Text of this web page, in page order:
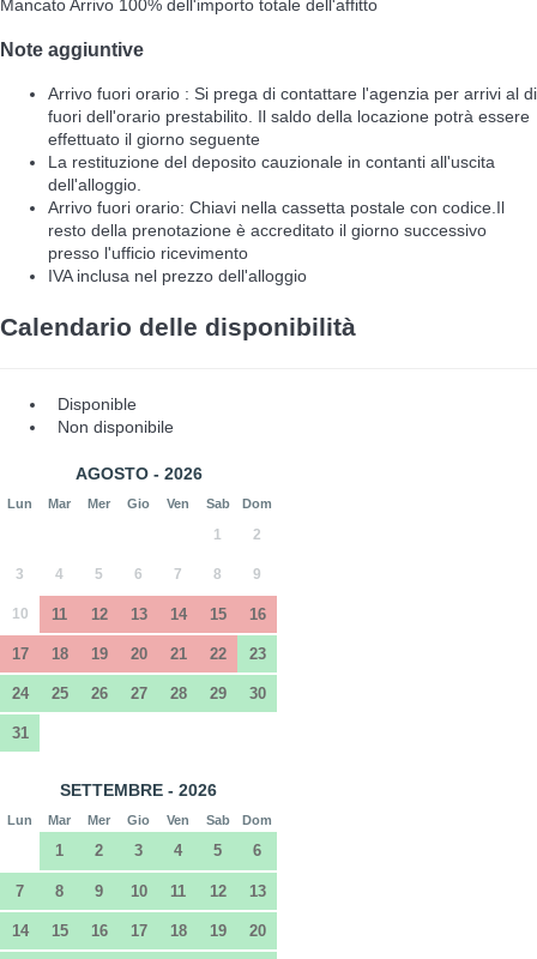
Mancato Arrivo 100% dell'importo totale dell'affitto
Note aggiuntive
Arrivo fuori orario : Si prega di contattare l'agenzia per arrivi al di
fuori dell'orario prestabilito. Il saldo della locazione potrà essere
effettuato il giorno seguente
La restituzione del deposito cauzionale in contanti all'uscita
dell'alloggio.
Arrivo fuori orario: Chiavi nella cassetta postale con codice.Il
resto della prenotazione è accreditato il giorno successivo
presso l'ufficio ricevimento
IVA inclusa nel prezzo dell'alloggio
Calendario delle disponibilità
Disponible
Non disponibile
AGOSTO - 2026
Lun Mar Mer Gio Ven Sab Dom
1 2
3 4 5 6 7 8 9
10 11 12 13 14 15 16
17 18 19 20 21 22 23
24 25 26 27 28 29 30
31
SETTEMBRE - 2026
Lun Mar Mer Gio Ven Sab Dom
1 2 3 4 5 6
7 8 9 10 11 12 13
14 15 16 17 18 19 20